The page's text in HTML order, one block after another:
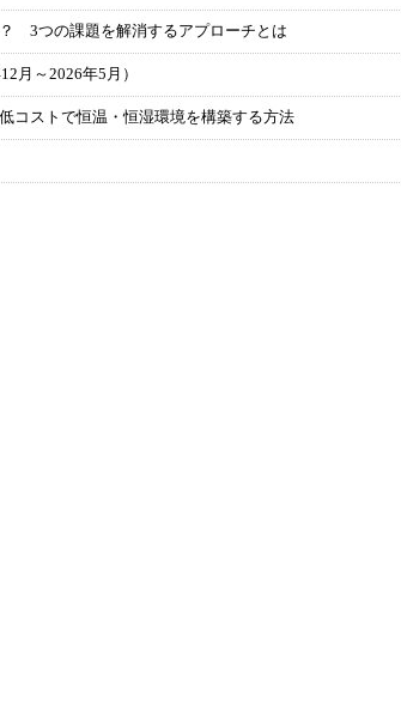
3つの課題を解消するアプローチとは
月～2026年5月）
コストで恒温・恒湿環境を構築する方法